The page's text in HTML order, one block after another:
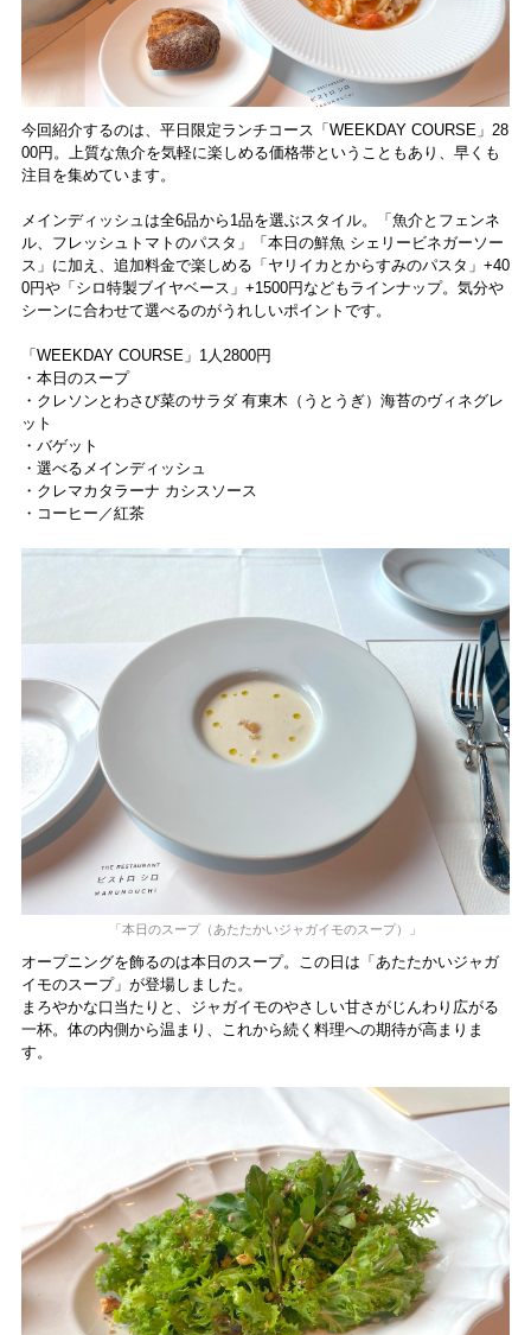
今回紹介するのは、平日限定ランチコース「WEEKDAY COURSE」28
00円。上質な魚介を気軽に楽しめる価格帯ということもあり、早くも
注目を集めています。
メインディッシュは全6品から1品を選ぶスタイル。「魚介とフェンネ
ル、フレッシュトマトのパスタ」「本日の鮮魚 シェリービネガーソー
ス」に加え、追加料金で楽しめる「ヤリイカとからすみのパスタ」+40
0円や「シロ特製ブイヤベース」+1500円などもラインナップ。気分や
シーンに合わせて選べるのがうれしいポイントです。
「WEEKDAY COURSE」1人2800円
・本日のスープ
・クレソンとわさび菜のサラダ 有東木（うとうぎ）海苔のヴィネグレ
ット
・バゲット
・選べるメインディッシュ
・クレマカタラーナ カシスソース
・コーヒー／紅茶
「本日のスープ（あたたかいジャガイモのスープ）」
オープニングを飾るのは本日のスープ。この日は「あたたかいジャガ
イモのスープ」が登場しました。
まろやかな口当たりと、ジャガイモのやさしい甘さがじんわり広がる
一杯。体の内側から温まり、これから続く料理への期待が高まりま
す。